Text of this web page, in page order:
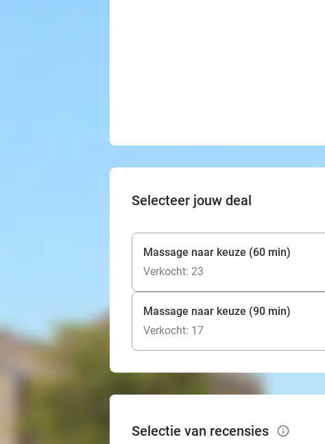
Selecteer jouw deal
Massage naar keuze (60 min)
Verkocht: 23
Massage naar keuze (90 min)
Verkocht: 17
Selectie van recensies info_outlined